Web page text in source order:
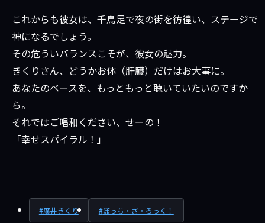
これからも彼女は、千鳥足で夜の街を彷徨い、ステージで
神になるでしょう。
その危ういバランスこそが、彼女の魅力。
きくりさん、どうかお体（肝臓）だけはお大事に。
あなたのベースを、もっともっと聴いていたいのですか
ら。
それではご唱和ください、せーの！
「幸せスパイラル！」
廣井きくり ぼっち・ざ・ろっく！